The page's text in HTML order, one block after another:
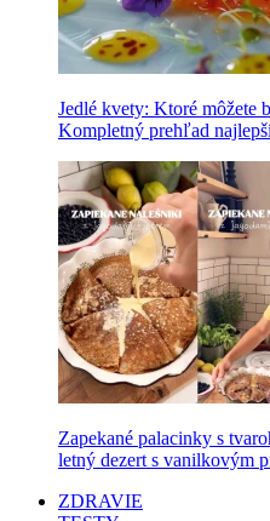
Jedlé kvety: Ktoré môžete
Kompletný prehľad
Zapekané palacinky s
letný dezert s vanilkovým
ZDRAVIE